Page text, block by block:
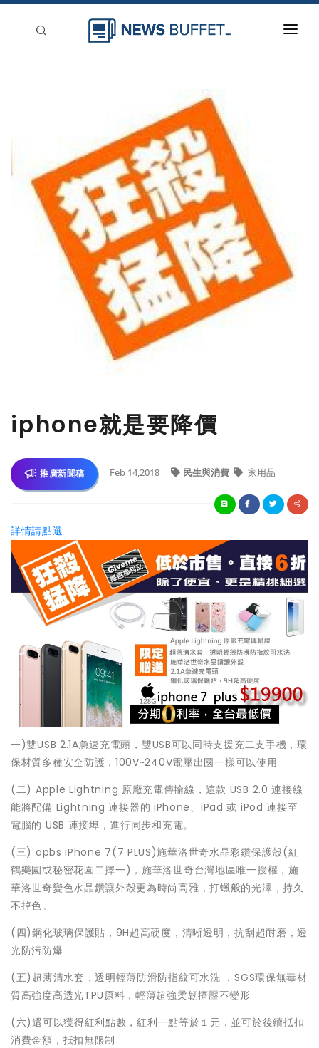
iphone就是要降價
推廣新聞稿 Feb 14,2018 民生與消費 家用品
詳情請點選
一)雙USB 2.1A急速充電頭，雙USB可以同時支援充二支手機，環
保材質多種安全防護，100V~240V電壓出國一樣可以使用
(二) Apple Lightning 原廠充電傳輸線，這款 USB 2.0 連接線
能將配備 Lightning 連接器的 iPhone、iPad 或 iPod 連接至
電腦的 USB 連接埠，進行同步和充電。
(三) apbs iPhone 7(7 PLUS)施華洛世奇水晶彩鑽保護殼(紅
鶴樂園或秘密花園二擇一)，施華洛世奇台灣地區唯一授權，施
華洛世奇變色水晶鑽讓外殼更為時尚高雅，打蠟般的光澤，持久
不掉色。
(四)鋼化玻璃保護貼，9H超高硬度，清晰透明，抗刮超耐磨，透
光防污防爆
(五)超薄清水套，透明輕薄防滑防指紋可水洗 ，SGS環保無毒材
質高強度高透光TPU原料，輕薄超強柔韌擠壓不變形
(六)還可以獲得紅利點數，紅利一點等於１元，並可於後續抵扣
消費金額，抵扣無限制